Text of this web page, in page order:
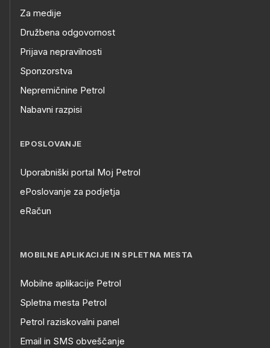
Za medije
Družbena odgovornost
Prijava nepravilnosti
Sponzorstva
Nepremičnine Petrol
Nabavni razpisi
EPOSLOVANJE
Uporabniški portal Moj Petrol
ePoslovanje za podjetja
eRačun
MOBILNE APLIKACIJE IN SPLETNA MESTA
Mobilne aplikacije Petrol
Spletna mesta Petrol
Petrol raziskovalni panel
Email in SMS obveščanje